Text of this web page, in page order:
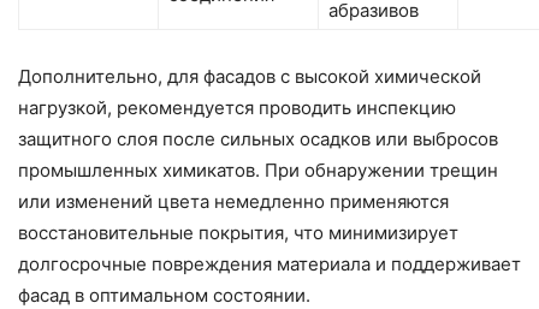
абразивов
Дополнительно, для фасадов с высокой химической
нагрузкой, рекомендуется проводить инспекцию
защитного слоя после сильных осадков или выбросов
промышленных химикатов. При обнаружении трещин
или изменений цвета немедленно применяются
восстановительные покрытия, что минимизирует
долгосрочные повреждения материала и поддерживает
фасад в оптимальном состоянии.